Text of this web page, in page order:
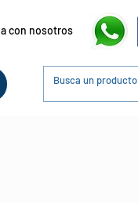
con nosotros